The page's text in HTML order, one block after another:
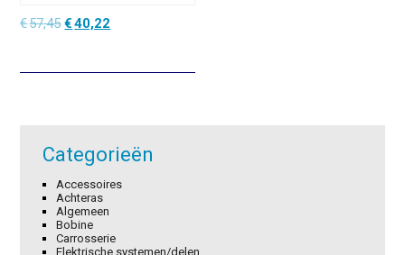
€57,45Oorspronkelijke
€57,45.
€40,22
€40,22.
Categorieën
Accessoires
Achteras
Algemeen
Bobine
Carrosserie
Elektrische systemen/delen